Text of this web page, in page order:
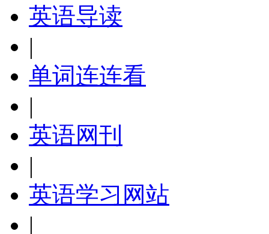
英语导读
|
单词连连看
|
英语网刊
|
英语学习网站
|